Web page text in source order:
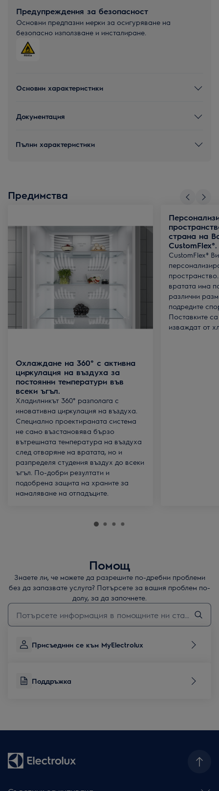
Предупреждения за безопасност
Основни предпазни мерки за осигуряване на
безопасно използване и инсталиране.
Основни характеристики
Документация
Пълни характеристики
Предимства
Охлаждане на 360° с активна
циркулация на въздуха за
постоянни температури във
всеки ъгъл.
Хладилникът 360° разполага с
иновативна циркулация на въздуха.
Специално проектираната система
не само възстановява бързо
вътрешната температура на въздуха
след отваряне на вратата, но и
разпределя студения въздух до всеки
ъгъл. По-добри резултати и
подобрена защита на храните за
намаляване на отпадъците.
страна на
CustomFlex®.
CustomFlex®
вратата има
различни
подредите
Поставките
изваждат от
Помощ
Знаете ли, че можете да разрешите по-дребни проблеми
без да запазвате услуга? Потърсете за вашия проблем по-
долу, за да започнете.
Въведете текст за да потърсите статии за поддръжка
Присъедини се към MyElectrolux
Поддръжка